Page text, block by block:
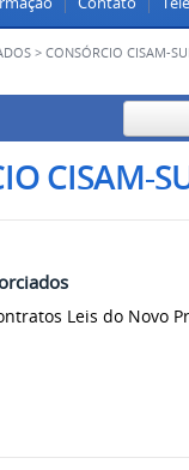
> CONSÓRCIO CISAM-
CISAM-
Leis do Novo